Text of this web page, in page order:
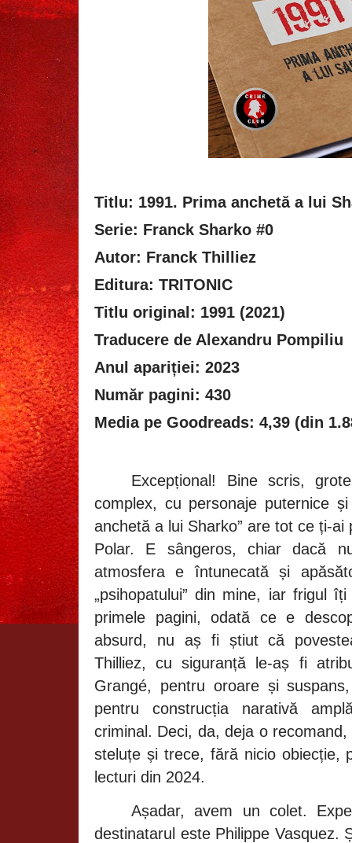
Titlu: 1991. Prima anchetă a lui
Serie: Franck Sharko #0
Autor: Franck Thilliez
Editura: TRITONIC
Titlu original: 1991 (2021)
Traducere de Alexandru Pompiliu
Anul apariției: 2023
Număr pagini: 430
Media pe Goodreads: 4,39 (din
Excepțional! Bine scris,
complex, cu personaje puternice
anchetă a lui Sharko” are tot ce ți-
Polar. E sângeros, chiar dacă
atmosfera e întunecată și
„psihopatului” din mine, iar frigul
primele pagini, odată ce e
absurd, nu aș fi știut că
Thilliez, cu siguranță le-aș fi
Grangé, pentru oroare și
pentru construcția narativă
criminal. Deci, da, deja o
steluțe și trece, fără nicio obiecție,
lecturi din 2024.
Așadar, avem un colet.
destinatarul este Philippe Vasquez.